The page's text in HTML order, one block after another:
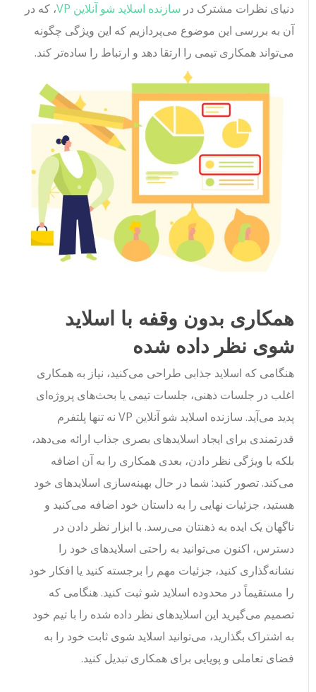
دنیای نظرات مشترک درسازنده اسلاید شو آنلاین VP
، که در
آن به بررسی این موضوع می‌پردازیم که این ویژگی چگونه
می‌تواند همکاری تیمی را ارتقا دهد و ارتباط را ساده‌تر کند.
همکاری بدون وقفه با اسلاید
شوی نظر داده شده
هنگامی که اسلاید جذابی طراحی می‌کنید، نیاز به همکاری
اغلب در جلسات ذهنی، جلسات تیمی یا بحث‌های پروژه‌ای
پدید می‌آید. سازنده اسلاید شو آنلاین VP نه تنها پلتفرم
قدرتمندی برای ایجاد اسلایدهای بصری جذاب ارائه می‌دهد،
بلکه با ویژگی نظر دادن، بعدی همکاری را به آن اضافه
می‌کند. تصور کنید: شما در حال بهینه‌سازی اسلایدهای خود
هستید، جزئیات نهایی را به داستان خود اضافه می‌کنید و
ناگهان یک ایده به ذهنتان می‌رسد. با ابزار نظر دادن در
دسترس، اکنون می‌توانید به راحتی اسلایدهای خود را
نشانه‌گذاری کنید، جزئیات مهم را برجسته کنید یا افکار خود
را مستقیماً در محدوده اسلاید شو ثبت کنید. هنگامی که
تصمیم می‌گیرید این اسلایدهای نظر داده شده را با تیم خود
به اشتراک بگذارید، می‌توانید اسلاید شوی ثابت خود را به
فضای تعاملی و پویایی برای همکاری تبدیل کنید.